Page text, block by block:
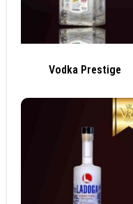
Vodka Prestige